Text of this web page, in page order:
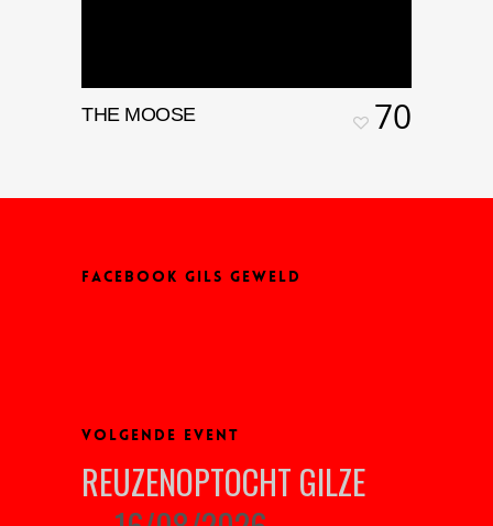
THE MOOSE 70
FACEBOOK GILS GEWELD
VOLGENDE EVENT
REUZENOPTOCHT GILZE